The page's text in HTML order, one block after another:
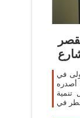
عربية ضمن المراكز الـ 38 الأولى في
لعام 2009 الذي أصدره
تنمية